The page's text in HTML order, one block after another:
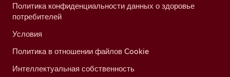
Политика конфиденциальности данных о здоровье
потребителей
Условия
Политика в отношении файлов Cookie
Интеллектуальная собственность